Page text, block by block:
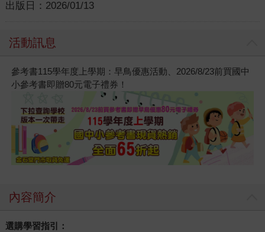
出版日： 2026/01/13
活動訊息
參考書115學年度上學期：早鳥優惠活動、2026/8/23前買國中
小參考書即贈80元電子禮券！
內容簡介
選購學習指引：